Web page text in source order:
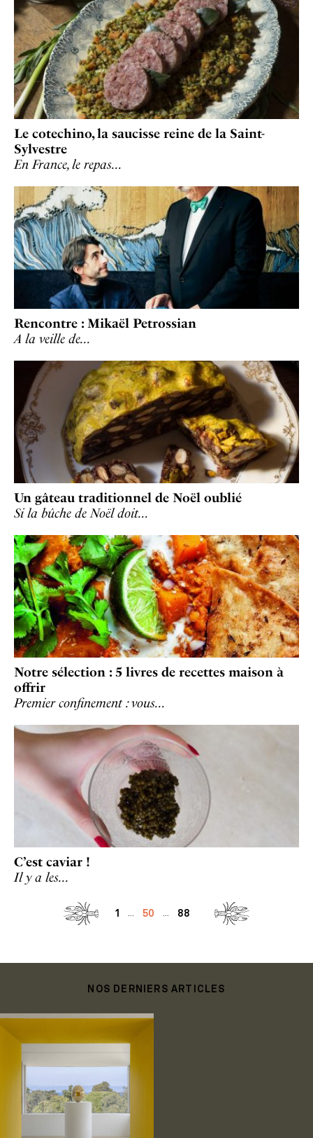
Le cotechino, la saucisse reine de la Saint-
Sylvestre
En France, le repas…
Rencontre : Mikaël Petrossian
A la veille de…
Un gâteau traditionnel de Noël oublié
Si la bûche de Noël doit…
Notre sélection : 5 livres de recettes maison à
offrir
Premier confinement : vous…
C’est caviar !
Il y a les…
1 50 88
NOS DERNIERS ARTICLES